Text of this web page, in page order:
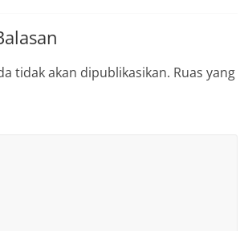
tidak akan dipublikasikan. Ruas yang